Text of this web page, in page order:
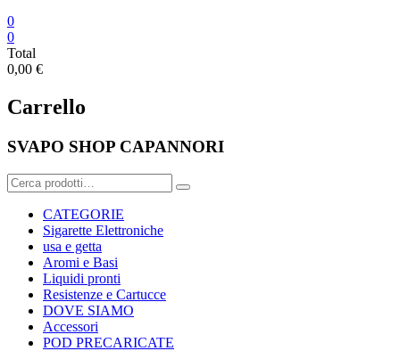
0
0
Total
0,00 €
Carrello
SVAPO SHOP CAPANNORI
Cerca:
CATEGORIE
Sigarette Elettroniche
usa e getta
Aromi e Basi
Liquidi pronti
Resistenze e Cartucce
DOVE SIAMO
Accessori
POD PRECARICATE